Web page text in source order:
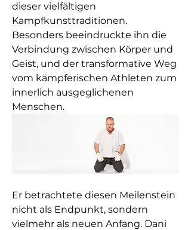
dieser vielfältigen
Kampfkunsttraditionen.
Besonders beeindruckte ihn die
Verbindung zwischen Körper und
Geist, und der transformative Weg
vom kämpferischen Athleten zum
innerlich ausgeglichenen
Menschen.
Er betrachtete diesen Meilenstein
nicht als Endpunkt, sondern
vielmehr als neuen Anfang. Dani